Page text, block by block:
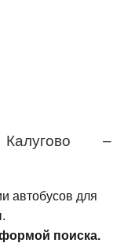
Калугово –
автобусов для
поиска.